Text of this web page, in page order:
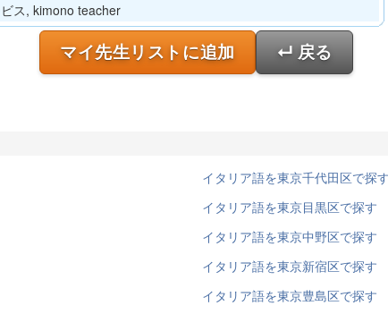
ス, kimono teacher
マイ先生リストに追加 ↵ 戻る
イタリア語を東京千代田区で探
イタリア語を東京目黒区で探す
イタリア語を東京中野区で探す
イタリア語を東京新宿区で探す
イタリア語を東京豊島区で探す